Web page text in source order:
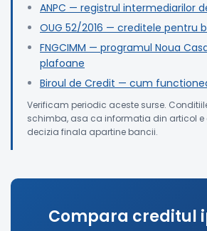
ANPC — registrul intermediarilor
OUG 52/2016 — creditele pentru
FNGCIMM — programul Noua
plafoane
Biroul de Credit — cum
Verificam periodic aceste surse.
schimba, asa ca informatia din articol
decizia finala apartine bancii.
Compara creditul